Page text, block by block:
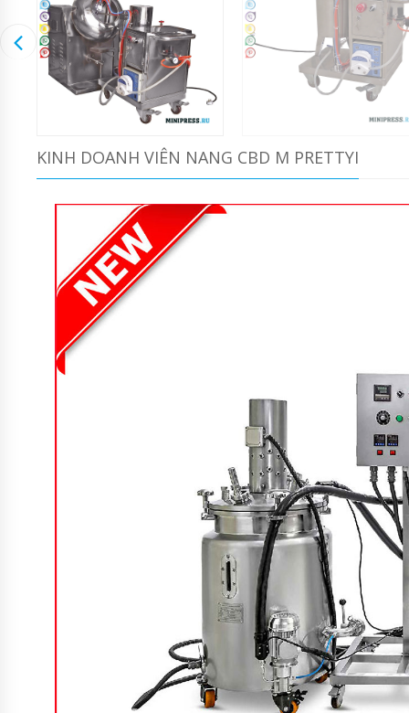
KINH DOANH VIÊN NANG CBD M PRETTYI